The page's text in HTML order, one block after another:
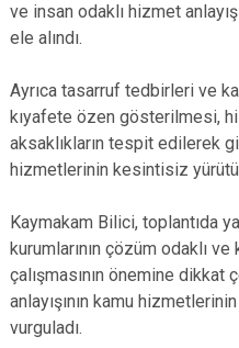
ve insan odaklı hizmet
ele alındı.
Ayrıca tasarruf tedbirleri ve
kıyafete özen gösterilmesi,
aksaklıkların tespit edilerek
hizmetlerinin kesintisiz
Kaymakam Bilici, toplantıda
kurumlarının çözüm odaklı
çalışmasının önemine dikkat
anlayışının kamu
vurguladı.